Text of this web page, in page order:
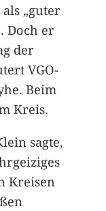
„guter
Doch er
der
VGO-
Beim
Kreis.
sagte,
Kreisen